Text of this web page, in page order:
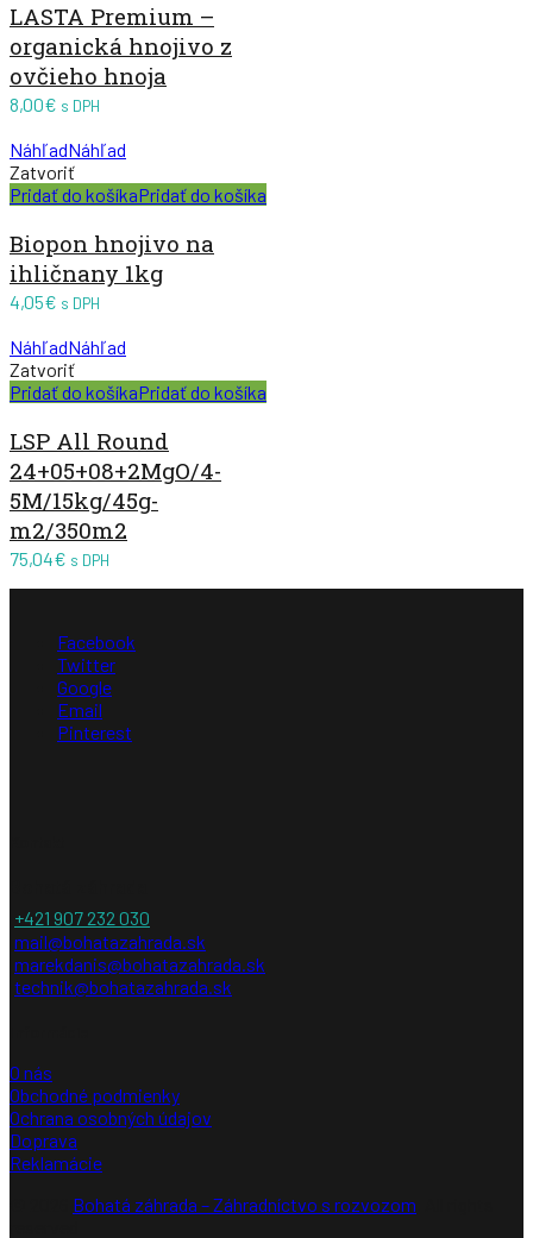
LASTA Premium –
organická hnojivo z
ovčieho hnoja
8,00€ s DPH
NáhľadNáhľad
Zatvoriť
Pridať do košíkaPridať do košíka
Biopon hnojivo na
ihličnany 1kg
4,05€ s DPH
NáhľadNáhľad
Zatvoriť
Pridať do košíkaPridať do košíka
LSP All Round
24+05+08+2MgO/4-
5M/15kg/45g-
m2/350m2
75,04€ s DPH
Facebook
Twitter
Google
Email
Pinterest
+421 907 232 030
mail@bohatazahrada.sk
marekdanis@bohatazahrada.sk
technik@bohatazahrada.sk
O nás
Obchodné podmienky
Ochrana osobných údajov
Doprava
Reklamácie
Bohatá záhrada – Záhradníctvo s rozvozom